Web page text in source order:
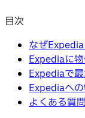
目次
なぜ
Expediaに
Expediaで
Expediaへ
よくある質